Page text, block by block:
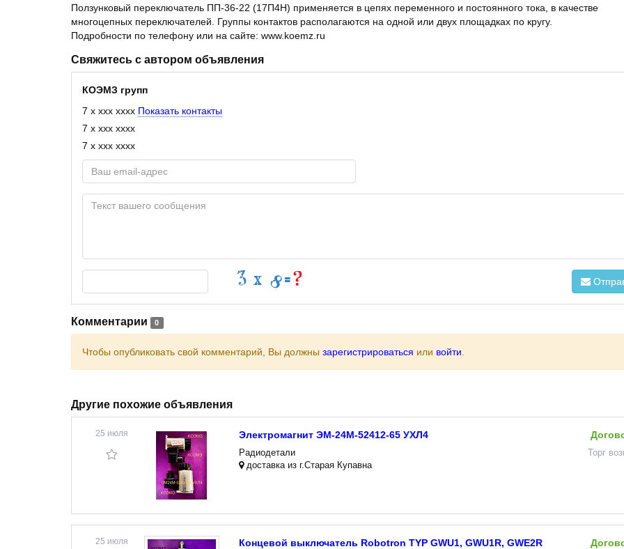
Ползунковый переключатель ПП-36-22 (17П4Н) применяется в цепях переменного и постоянного тока, в качестве
многоцепных переключателей. Группы контактов располагаются на одной или двух площадках по кругу.
Подробности по телефону или на сайте: www.koemz.ru
Свяжитесь с автором объявления
КОЭМЗ групп
7 x xxx xxxx Показать контакты
7 x xxx xxxx
7 x xxx xxxx
Комментарии 0
Чтобы опубликовать свой комментарий, Вы должны зарегистрироваться или войти
Другие похожие объявления
25 июля Электромагнит ЭМ-24М-52412-65 УХЛ4
Радиодетали
доставка из г.Старая Купавна
Торг
25 июля Концевой выключатель Robotron TYP GWU1, GWU1R, GWE2R